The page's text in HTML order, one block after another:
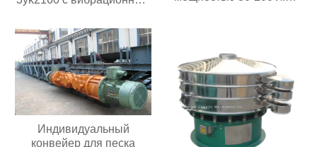
грохотом мощностью
двигателя 30 кВт с 3
палубами
Индивидуальный
конвейер для песка